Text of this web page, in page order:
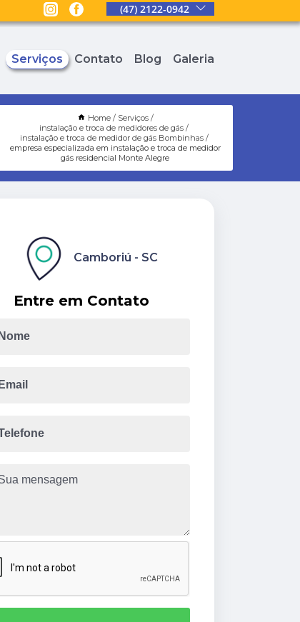
(47) 2122-0942
Serviços Contato Blog Galeria
Home
Serviços
instalação e troca de medidores de gás
instalação e troca de medidor de gás Bombinhas
empresa especializada em instalação e troca de medidor
gás residencial Monte Alegre
Entre em Contato
Camboriú - SC